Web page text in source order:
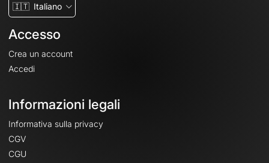
🇮🇹 Italiano
Accesso
Crea un account
Accedi
Informazioni legali
Informativa sulla privacy
CGV
CGU